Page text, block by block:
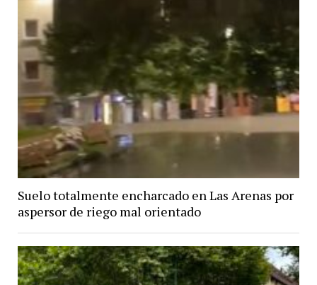
Suelo totalmente encharcado en Las Arenas por
aspersor de riego mal orientado